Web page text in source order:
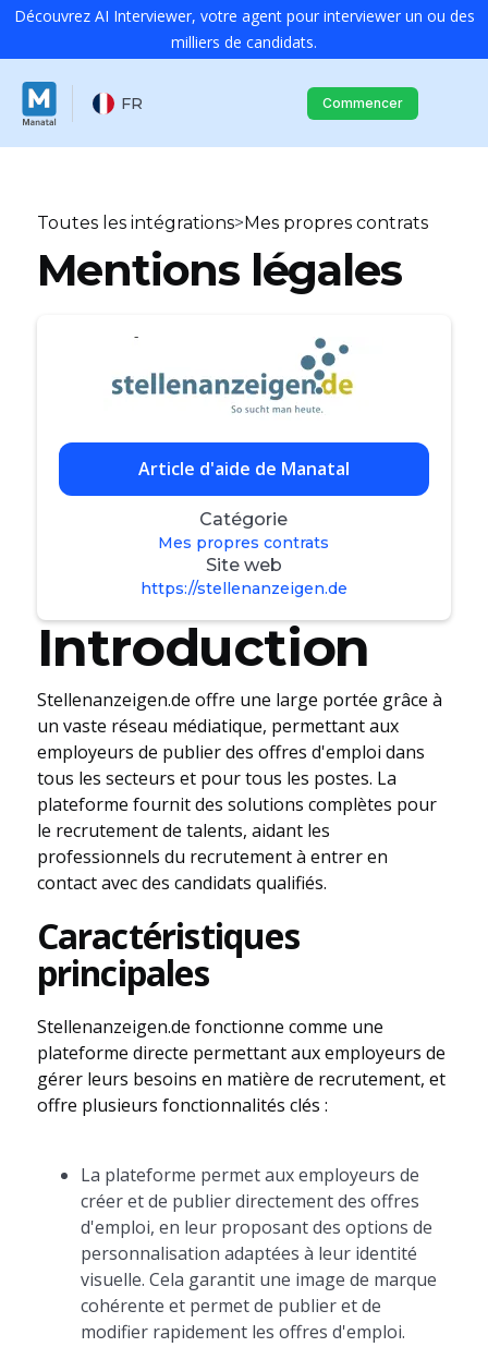
Découvrez AI Interviewer, votre agent pour interviewer un ou des
milliers de candidats.
FR Commencer
Toutes les intégrations>Mes propres contrats
Mentions légales
Article d'aide de Manatal
Catégorie
Mes propres contrats
Site web
https://stellenanzeigen.de
Introduction
Stellenanzeigen.de offre une large portée grâce à
un vaste réseau médiatique, permettant aux
employeurs de publier des offres d'emploi dans
tous les secteurs et pour tous les postes. La
plateforme fournit des solutions complètes pour
le recrutement de talents, aidant les
professionnels du recrutement à entrer en
contact avec des candidats qualifiés.
Caractéristiques
principales
Stellenanzeigen.de fonctionne comme une
plateforme directe permettant aux employeurs de
gérer leurs besoins en matière de recrutement, et
offre plusieurs fonctionnalités clés :
La plateforme permet aux employeurs de
créer et de publier directement des offres
d'emploi, en leur proposant des options de
personnalisation adaptées à leur identité
visuelle. Cela garantit une image de marque
cohérente et permet de publier et de
modifier rapidement les offres d'emploi.